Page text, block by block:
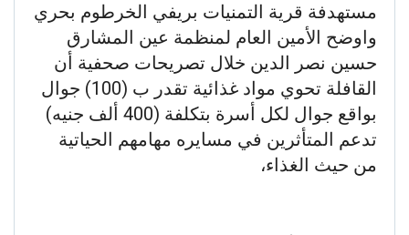
مستهدفة قرية التمنيات بريفي الخرطوم بحري
واوضح الأمين العام لمنظمة عين المشارق
حسين نصر الدين خلال تصريحات صحفية أن
القافلة تحوي مواد غذائية تقدر ب (100) جوال
بواقع جوال لكل أسرة بتكلفة (400 ألف جنيه)
تدعم المتأثرين في مسايره مهامهم الحياتية
من حيث الغذاء،